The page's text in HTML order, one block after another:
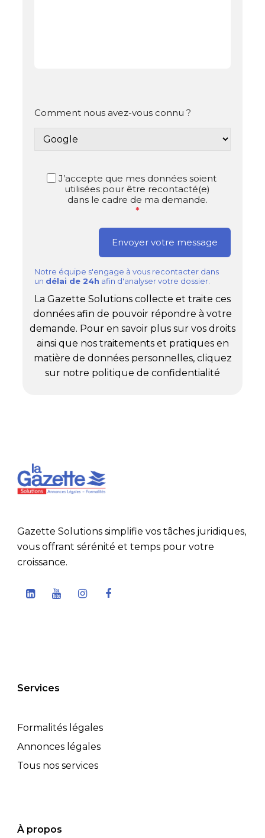
Comment nous avez-vous connu ?
J’accepte que mes données soient
utilisées pour être recontacté(e)
dans le cadre de ma demande.
*
Notre équipe s'engage à vous recontacter dans
un délai de 24h afin d'analyser votre dossier.
La Gazette Solutions collecte et traite ces
données afin de pouvoir répondre à votre
demande. Pour en savoir plus sur vos droits
ainsi que nos traitements et pratiques en
matière de données personnelles, cliquez
sur notre politique de confidentialité
Gazette Solutions simplifie vos tâches juridiques,
vous offrant sérénité et temps pour votre
croissance.
Services
Formalités légales
Annonces légales
Tous nos services
À propos